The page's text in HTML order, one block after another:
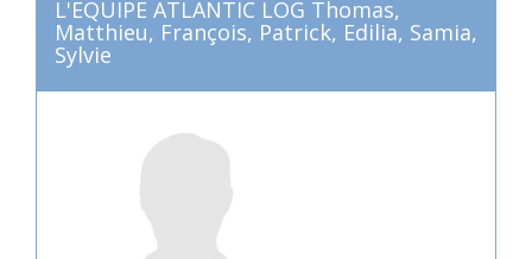
L'EQUIPE ATLANTIC LOG Thomas,
Matthieu, François, Patrick, Edilia, Samia,
Sylvie